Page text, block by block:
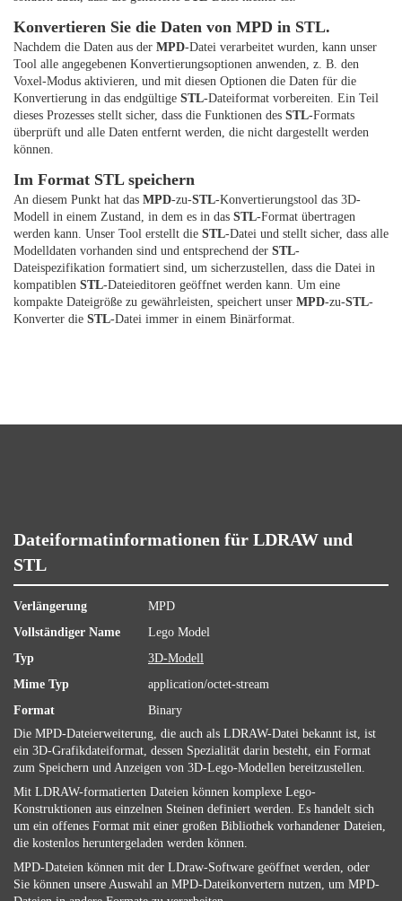
Konvertieren Sie die Daten von MPD in STL.
Nachdem die Daten aus der MPD-Datei verarbeitet wurden, kann unser
Tool alle angegebenen Konvertierungsoptionen anwenden, z. B. den
Voxel-Modus aktivieren, und mit diesen Optionen die Daten für die
Konvertierung in das endgültige STL-Dateiformat vorbereiten. Ein Teil
dieses Prozesses stellt sicher, dass die Funktionen des STL-Formats
überprüft und alle Daten entfernt werden, die nicht dargestellt werden
können.
Im Format STL speichern
An diesem Punkt hat das MPD-zu-STL-Konvertierungstool das 3D-
Modell in einem Zustand, in dem es in das STL-Format übertragen
werden kann. Unser Tool erstellt die STL-Datei und stellt sicher, dass alle
Modelldaten vorhanden sind und entsprechend der STL-
Dateispezifikation formatiert sind, um sicherzustellen, dass die Datei in
kompatiblen STL-Dateieditoren geöffnet werden kann. Um eine
kompakte Dateigröße zu gewährleisten, speichert unser MPD-zu-STL-
Konverter die STL-Datei immer in einem Binärformat.
Dateiformatinformationen für LDRAW und
STL
Verlängerung
MPD
Vollständiger Name
Lego Model
Typ
3D-Modell
Mime Typ
application/octet-stream
Format
Binary
Die MPD-Dateierweiterung, die auch als LDRAW-Datei bekannt ist, ist
ein 3D-Grafikdateiformat, dessen Spezialität darin besteht, ein Format
zum Speichern und Anzeigen von 3D-Lego-Modellen bereitzustellen.
Mit LDRAW-formatierten Dateien können komplexe Lego-
Konstruktionen aus einzelnen Steinen definiert werden. Es handelt sich
um ein offenes Format mit einer großen Bibliothek vorhandener Dateien,
die kostenlos heruntergeladen werden können.
MPD-Dateien können mit der LDraw-Software geöffnet werden, oder
Sie können unsere Auswahl an MPD-Dateikonvertern nutzen, um MPD-